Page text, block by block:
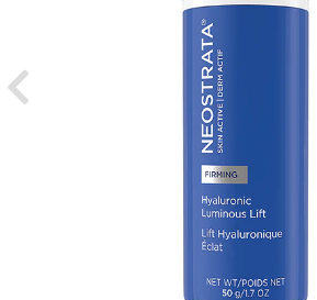
Previous